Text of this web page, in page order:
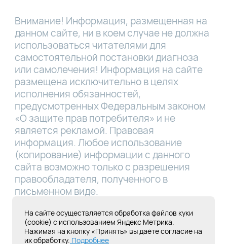
Внимание! Информация, размещенная на
данном сайте, ни в коем случае не должна
использоваться читателями для
самостоятельной постановки диагноза
или самолечения! Информация на сайте
размещена исключительно в целях
исполнения обязанностей,
предусмотренных Федеральным законом
«О защите прав потребителя» и не
является рекламой. Правовая
информация. Любое использование
(копирование) информации с данного
сайта возможно только с разрешения
правообладателя, полученного в
письменном виде.
Лицензия Л041-01181-16/00331767 от
28.05.2019
На сайте осуществляется обработка файлов куки
(cookie) с использованием Яндекс Метрика.
Нажимая на кнопку «Принять» вы даёте согласие на
их обработку. Подробнее